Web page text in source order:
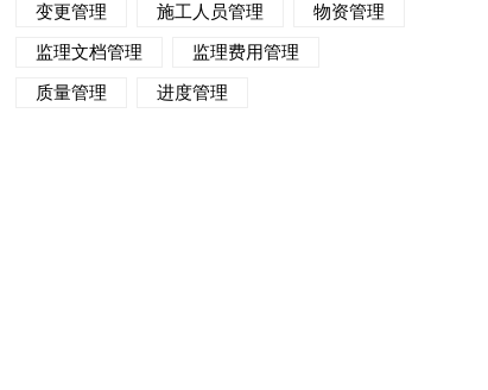
变更管理
施工人员管理
物资管理
监理文档管理
监理费用管理
质量管理
进度管理